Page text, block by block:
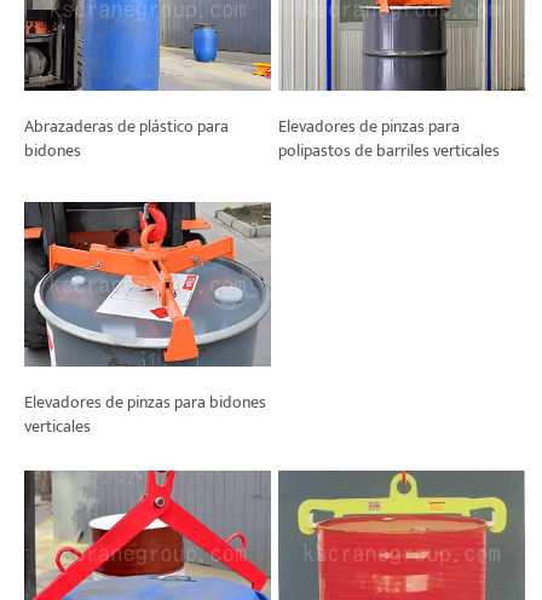
Abrazaderas de plástico para
bidones
Elevadores de pinzas para
polipastos de barriles verticales
Elevadores de pinzas para bidones
verticales